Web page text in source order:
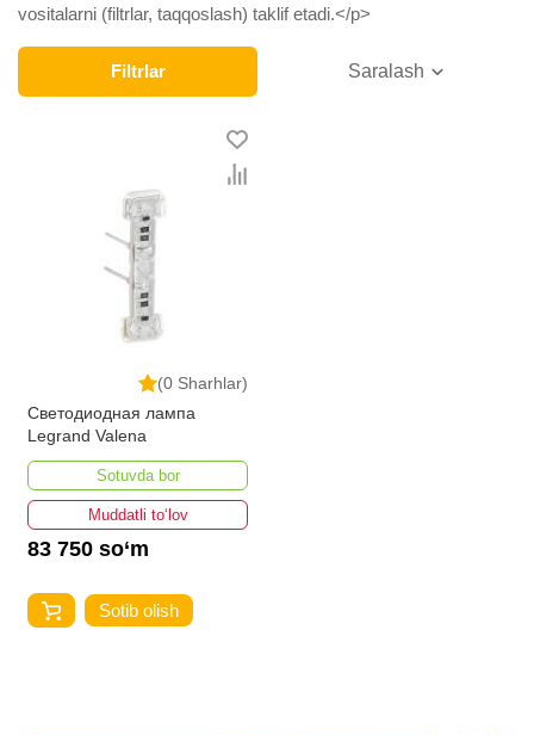
vositalarni (filtrlar, taqqoslash) taklif etadi.</p>
Filtrlar Saralash
(0 Sharhlar)
Светодиодная лампа
Legrand Valena
Sotuvda bor
Muddatli to‘lov
83 750 so‘m
Sotib olish